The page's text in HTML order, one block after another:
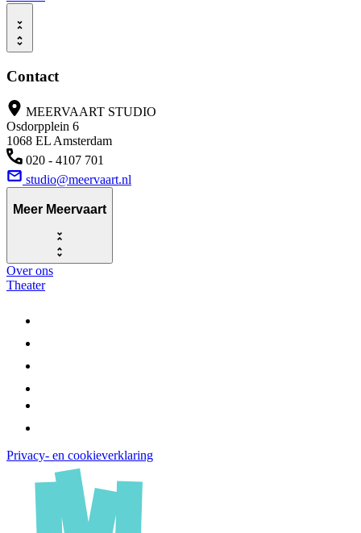
Contact
MEERVAART STUDIO
Osdorpplein 6
1068 EL Amsterdam
020 - 4107 701
studio@meervaart.nl
Meer Meervaart
Over ons
Theater
Privacy- en cookieverklaring